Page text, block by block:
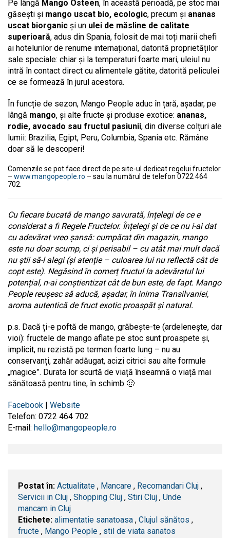
Pe lângă Mango Osteen, în această perioadă, pe stoc mai
găsești și mango uscat bio, ecologic, precum și ananas
uscat biorganic și un ulei de măsline de calitate
superioară, adus din Spania, folosit de mai toți marii chefi
ai hotelurilor de renume internațional, datorită proprietăților
sale speciale: chiar și la temperaturi foarte mari, uleiul nu
intră în contact direct cu alimentele gătite, datorită peliculei
ce se formează în jurul acestora.
În funcție de sezon, Mango People aduc în țară, așadar, pe
lângă mango, și alte fructe și produse exotice: ananas,
rodie, avocado sau fructul pasiunii, din diverse colțuri ale
lumii: Brazilia, Egipt, Peru, Columbia, Spania etc. Rămâne
doar să le descoperi!
Comenzile se pot face direct de pe site-ul dedicat regelui fructelor
– www.mangopeople.ro – sau la numărul de telefon 0722 464
702.
Cu fiecare bucată de mango savurată, înțelegi de ce e
considerat a fi Regele Fructelor. Înțelegi și de ce nu i-ai dat
cu adevărat vreo șansă: cumpărat din magazin, mango
este nu doar scump, ci și perisabil – cu atât mai mult dacă
nu știi să-l alegi (și atenție – culoarea lui nu reflectă cât de
copt este). Negăsind în comerț fructul la adevăratul lui
potențial, n-ai conștientizat cât de bun este, de fapt. Mango
People reușesc să aducă, așadar, în inima Transilvaniei,
aroma autentică de fruct exotic proaspăt și natural.
p.s. Dacă ți-e poftă de mango, grăbește-te (ardelenește, dar
vioi): fructele de mango aflate pe stoc sunt proaspete și,
implicit, nu rezistă pe termen foarte lung – nu au
conservanți, zahăr adăugat, acizi citrici sau alte formule
„magice”. Durata lor scurtă de viață înseamnă o viață mai
sănătoasă pentru tine, în schimb 🙂
Facebook | Website
Telefon: 0722 464 702
E-mail: hello@mangopeople.ro
Postat în: Actualitate , Mancare , Recomandari Cluj ,
Servicii in Cluj , Shopping Cluj , Stiri Cluj , Unde
mancam in Cluj
Etichete: alimentatie sanatoasa , Clujul sănătos ,
fructe , Mango People , stil de viata sanatos